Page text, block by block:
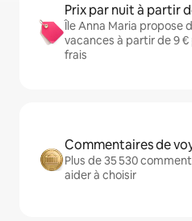
Prix par nuit à partir
Île Anna Maria propose
vacances à partir de 9
frais
Commentaires de
Plus de 35 530
aider à choisir